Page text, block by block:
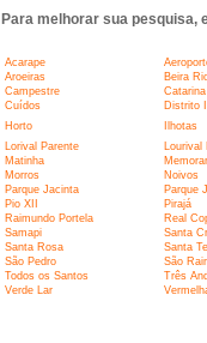
Para melhorar sua pesquisa,
Acarape
Aroeiras
Beira
Campestre
Catarina
Cuídos
Distrito
Horto
Ilhotas
Lorival Parente
Matinha
Morros
Noivos
Parque Jacinta
Parque
Pio XII
Pirajá
Raimundo Portela
Real
Samapi
Santa
Santa Rosa
Santa
São Pedro
São
Todos os Santos
Três
Verde Lar